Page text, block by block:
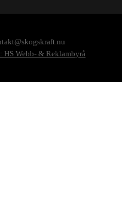
HS Webb- & Reklambyrå